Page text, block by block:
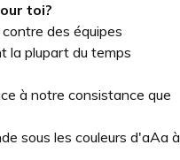
toi?
des équipes
la plupart du temps
à notre consistance que
sous les couleurs d'aAa à